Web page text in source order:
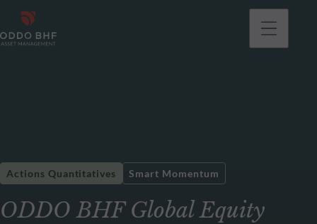
ODDO BHF Global Equity
Actions Quantitatives Smart Momentum